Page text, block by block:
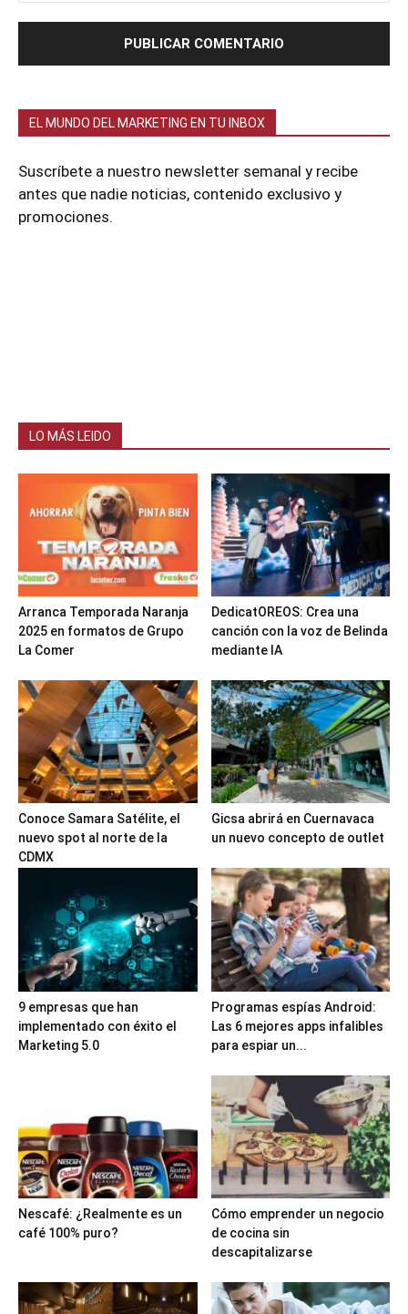
EL MUNDO DEL MARKETING EN TU INBOX
Suscríbete a nuestro newsletter semanal y recibe
antes que nadie noticias, contenido exclusivo y
promociones.
LO MÁS LEIDO
Arranca Temporada Naranja
2025 en formatos de Grupo
La Comer
DedicatOREOS: Crea una
canción con la voz de Belinda
mediante IA
Conoce Samara Satélite, el
nuevo spot al norte de la
CDMX
Gicsa abrirá en Cuernavaca
un nuevo concepto de outlet
9 empresas que han
implementado con éxito el
Marketing 5.0
Programas espías Android:
Las 6 mejores apps infalibles
para espiar un...
Nescafé: ¿Realmente es un
café 100% puro?
Cómo emprender un negocio
de cocina sin
descapitalizarse